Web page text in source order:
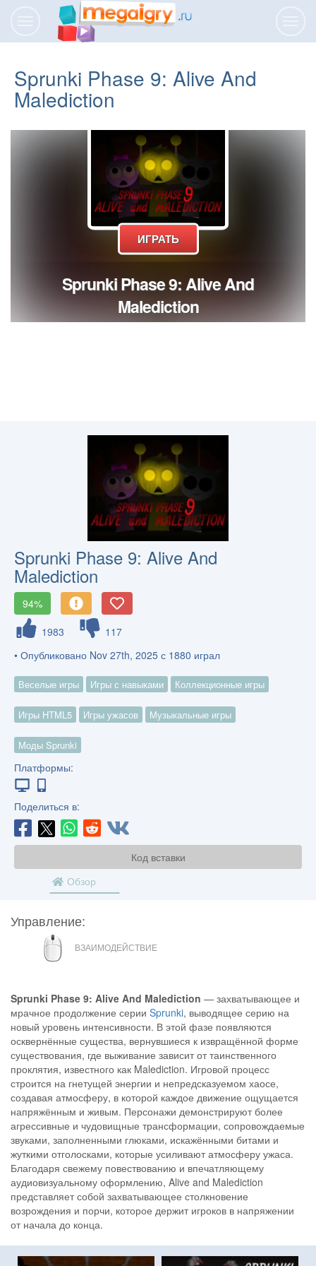
Переключить
навигацию
Sprunki Phase 9: Alive And
Malediction
Sprunki Phase 9: Alive And
Malediction
94%
1983
117
• Опубликовано Nov 27th, 2025 с 1880 играл
Веселые игры Игры с навыками Коллекционные игры
Игры HTML5 Игры ужасов Музыкальные игры
Моды Sprunki
Платформы:
Поделиться в:
Код вставки
Обзор
Управление:
МЫШЬ
ВЗАИМОДЕЙСТВИЕ
Sprunki Phase 9: Alive And Malediction — захватывающее и
мрачное продолжение серии Sprunki, выводящее серию на
новый уровень интенсивности. В этой фазе появляются
осквернённые существа, вернувшиеся к извращённой форме
существования, где выживание зависит от таинственного
проклятия, известного как Malediction. Игровой процесс
строится на гнетущей энергии и непредсказуемом хаосе,
создавая атмосферу, в которой каждое движение ощущается
напряжённым и живым. Персонажи демонстрируют более
агрессивные и чудовищные трансформации, сопровождаемые
звуками, заполненными глюками, искажёнными битами и
жуткими отголосками, которые усиливают атмосферу ужаса.
Благодаря свежему повествованию и впечатляющему
аудиовизуальному оформлению, Alive and Malediction
представляет собой захватывающее столкновение
возрождения и порчи, которое держит игроков в напряжении
от начала до конца.